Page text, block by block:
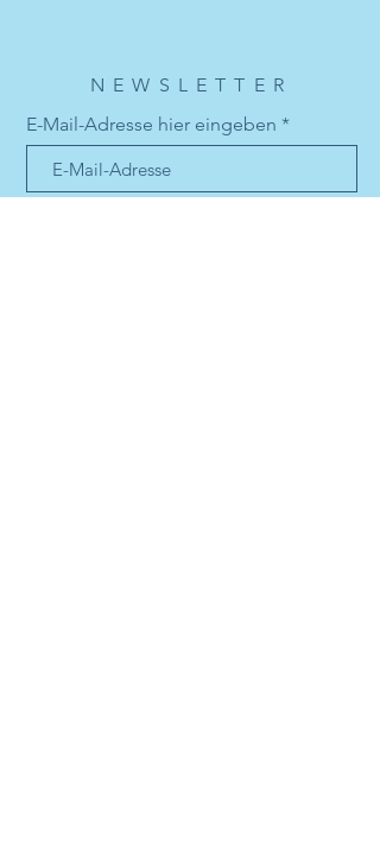
NEWSLETTER
E-Mail-Adresse hier eingeben